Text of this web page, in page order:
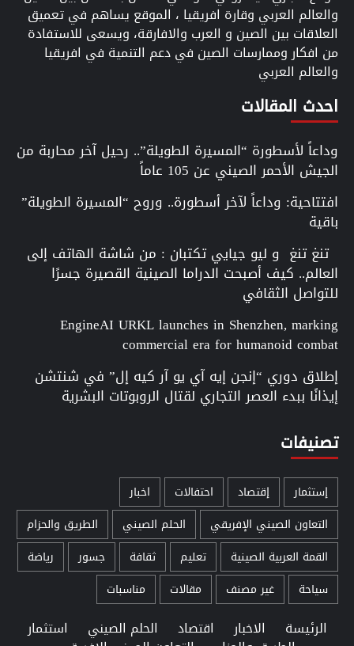
والعالم العربي وقارة افريقيا ، الموقع يساهم في تعميق
العلاقات بين الصين و العرب والافارقة، ويسعى للاستفادة
من افكار وممارسات الصين في دعم التنمية في افريقيا
والعالم العربي
احدث المقالات
وداعاً لأسطورة “المسيرة الطويلة”.. رحيل آخر محاربة من
الجيش الأحمر الصيني عن 105 عاماً
افتتاحية: وداعاً لآخر أسطورة.. وروح “المسيرة الطويلة”
باقية
تنغ تنغ و ليو جيايي تكتبان : من شاشة الهاتف إلى
العالم.. كيف أصبحت الدراما الصينية القصيرة جسرًا
للتواصل الثقافي
EngineAI URKL launches in Shenzhen, marking
commercial era for humanoid combat
إطلاق دوري “إنجن إيه آي يو آر كيه إل” في شنتشن
إيذانًا ببدء العصر التجاري لقتال الروبوتات البشرية
تصنيفات
إستثمار إقتصاد احتفالات
اخبار
التعاون الصيني الإفريقي
الحلم الصيني
الطريق والحزام
القمة العربية الصينية
تعليم ثقافة جسور
رياضة
سياحة
غير مصنف مقالات مناسبات
الرئيسة الاخبار اقتصاد الحلم الصيني استثمار